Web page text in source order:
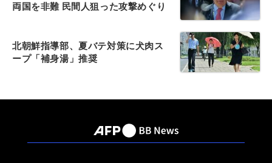
両国を非難 民間人狙った攻撃めぐり
北朝鮮指導部、夏バテ対策に犬肉ス
ープ「補身湯」推奨